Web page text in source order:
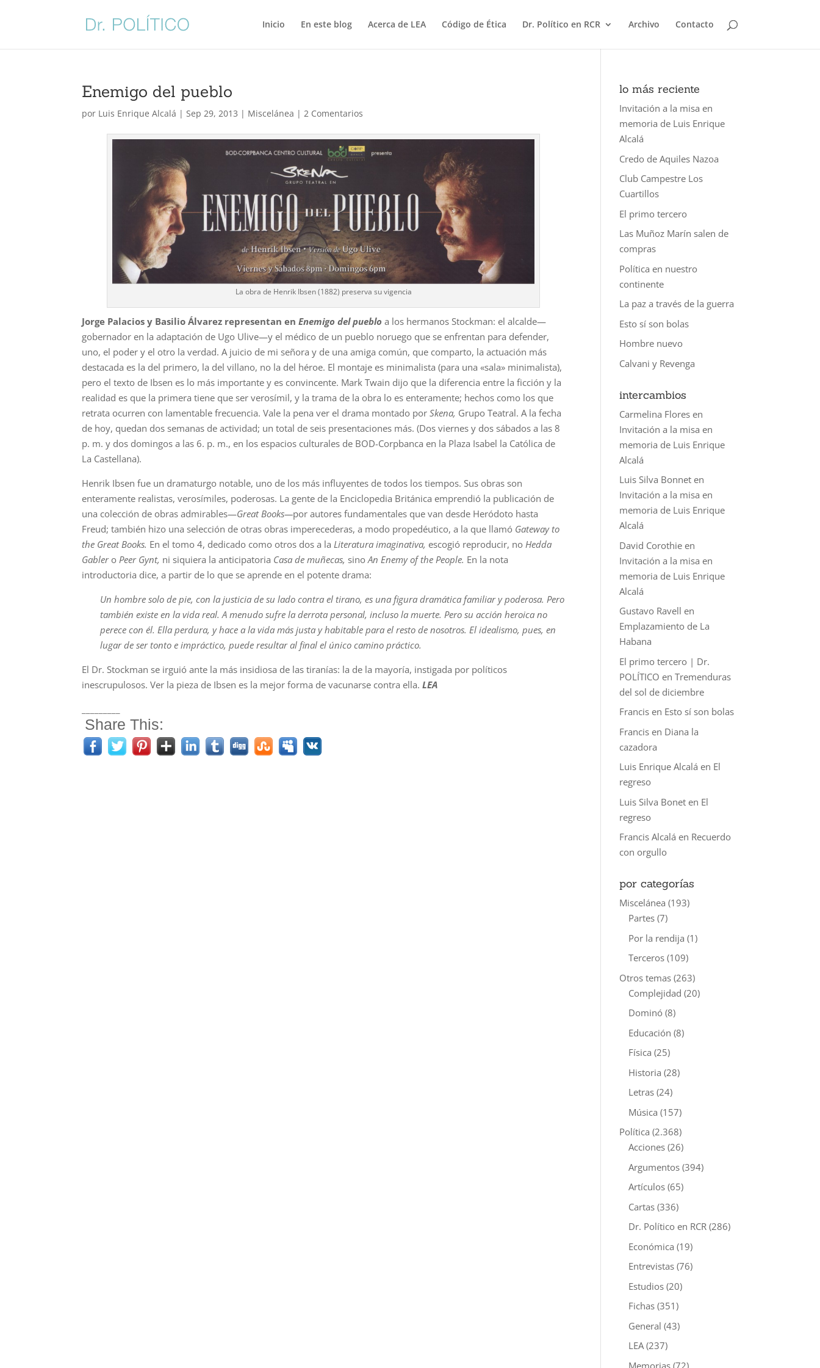
Inicio En este blog Acerca de LEA Código de Ética Dr. Político en RCR Archivo Contacto
Enemigo del pueblo
por Luis Enrique Alcalá |Sep 29, 2013 | Miscelánea |2 Comentarios
La obra de Henrik Ibsen (1882) preserva su vigencia
Jorge Palacios y Basilio Álvarez representan enEnemigo del pueblo a los hermanos Stockman: el alcalde—
gobernador en la adaptación de Ugo Ulive—y el médico de un pueblo noruego que se enfrentan para defender,
uno, el poder y el otro la verdad. A juicio de mi señora y de una amiga común, que comparto, la actuación más
destacada es la del primero, la del villano, no la del héroe. El montaje es minimalista (para una «sala» minimalista),
pero el texto de Ibsen es lo más importante y es convincente. Mark Twain dijo que la diferencia entre la ficción y la
realidad es que la primera tiene que ser verosímil, y la trama de la obra lo es enteramente; hechos como los que
retrata ocurren con lamentable frecuencia. Vale la pena ver el drama montado porSkena, Grupo Teatral. A la fecha
de hoy, quedan dos semanas de actividad; un total de seis presentaciones más. (Dos viernes y dos sábados a las 8
p. m. y dos domingos a las 6. p. m., en los espacios culturales de BOD-Corpbanca en la Plaza Isabel la Católica de
La Castellana).
Henrik Ibsen fue un dramaturgo notable, uno de los más influyentes de todos los tiempos. Sus obras son
enteramente realistas, verosímiles, poderosas. La gente de la Enciclopedia Británica emprendió la publicación de
una colección de obras admirables—Great Books—por autores fundamentales que van desde Heródoto hasta
Freud; también hizo una selección de otras obras imperecederas, a modo propedéutico, a la que llamó Gateway to
the Great Books. En el tomo 4, dedicado como otros dos a la Literatura imaginativa, escogió reproducir, no Hedda
Gablero Peer Gynt, ni siquiera la anticipatoria Casa de muñecas, sino An Enemy of the People. En la nota
introductoria dice, a partir de lo que se aprende en el potente drama:
Un hombre solo de pie, con la justicia de su lado contra el tirano, es una figura dramática familiar y poderosa. Pero
también existe en la vida real. A menudo sufre la derrota personal, incluso la muerte. Pero su acción heroica no
perece con él. Ella perdura, y hace a la vida más justa y habitable para el resto de nosotros. El idealismo, pues, en
lugar de ser tonto e impráctico, puede resultar al final el único camino práctico.
El Dr. Stockman se irguió ante la más insidiosa de las tiranías: la de la mayoría, instigada por políticos
inescrupulosos. Ver la pieza de Ibsen es la mejor forma de vacunarse contra ella.LEA
Share This:
lo más reciente
Invitación a la misa en
memoria de Luis Enrique
Alcalá
Credo de Aquiles Nazoa
Club Campestre Los
Cuartillos
El primo tercero
Las Muñoz Marín salen de
compras
Política en nuestro
continente
La paz a través de la guerra
Esto sí son bolas
Hombre nuevo
Calvani y Revenga
intercambios
Carmelina Flores en
Invitación a la misa en
memoria de Luis Enrique
Alcalá
Luis Silva Bonnet en
Invitación a la misa en
memoria de Luis Enrique
Alcalá
David Corothie en
Invitación a la misa en
memoria de Luis Enrique
Alcalá
Gustavo Ravell en
Emplazamiento de La
Habana
El primo tercero | Dr.
POLÍTICO enTremenduras
del sol de diciembre
Francis en Esto sí son bolas
Francis en Diana la
cazadora
Luis Enrique Alcalá en El
regreso
Luis Silva Bonet en El
regreso
Francis Alcalá en Recuerdo
con orgullo
por categorías
Miscelánea (193)
Partes (7)
Por la rendija (1)
Terceros (109)
Otros temas (263)
Complejidad (20)
Dominó (8)
Educación (8)
Física (25)
Historia (28)
Letras (24)
Música (157)
Política (2.368)
Acciones (26)
Argumentos (394)
Artículos (65)
Cartas (336)
Dr. Político en RCR (286)
Económica (19)
Entrevistas (76)
Estudios (20)
Fichas (351)
General (43)
LEA(237)
Memorias (72)